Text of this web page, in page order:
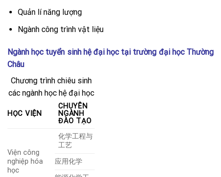
Quản lí năng lượng
Ngành công trình vật liệu
Ngành học tuyển sinh hệ đại học tại trường đại học Thường
Châu
Chương trình chiêu sinh
các ngành học hệ đại học
HỌC VIỆN
CHUYÊN
NGÀNH
ĐÀO TẠO
Viện công
nghiệp hóa
học
化学工程与
工艺
应用化学